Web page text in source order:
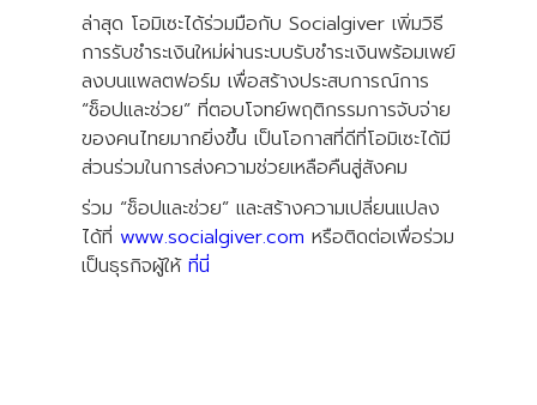
ล่าสุด โอมิเซะได้ร่วมมือกับ Socialgiver เพิ่มวิธี
การรับชำระเงินใหม่ผ่านระบบรับชำระเงินพร้อมเพย์
ลงบนแพลตฟอร์ม เพื่อสร้างประสบการณ์การ
“ช็อปและช่วย” ที่ตอบโจทย์พฤติกรรมการจับจ่าย
ของคนไทยมากยิ่งขึ้น เป็นโอกาสที่ดีที่โอมิเซะได้มี
ส่วนร่วมในการส่งความช่วยเหลือคืนสู่สังคม
ร่วม “ช็อปและช่วย” และสร้างความเปลี่ยนแปลง
ได้ที่ www.socialgiver.com หรือติดต่อเพื่อร่วม
เป็นธุรกิจผู้ให้ ที่นี่